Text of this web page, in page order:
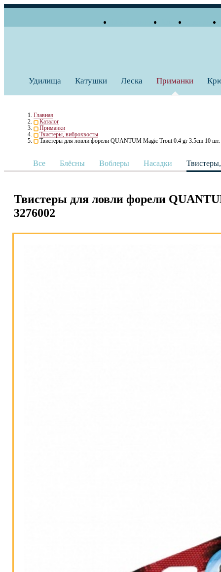
Удилища Катушки Леска Приманки
Главная
Каталог
Приманки
Твистеры, виброхвосты
Твистеры для ловли форели QUANTUM Magic Trout 0.4 gr 3.5cm 10
Все Блёсны Воблеры Насадки
Твистеры для ловли форели
3276002